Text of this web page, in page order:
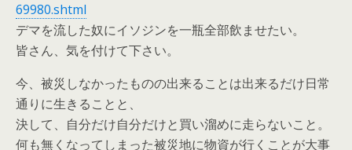
69980.shtml
デマを流した奴にイソジンを一瓶全部飲ませたい。
皆さん、気を付けて下さい。
今、被災しなかったものの出来ることは出来るだけ日常
通りに生きることと、
決して、自分だけ自分だけと買い溜めに走らないこと。
何も無くなってしまった被災地に物資が行くことが大事